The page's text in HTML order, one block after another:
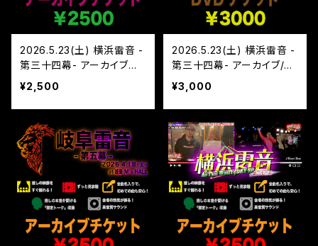
2026.5.23(土) 横浜雷音 -
第三十四幕- アーカイブチ
ケット
¥2,500
2026.5.23(土) 横浜雷音 -
第三十四幕- アーカイブ/D
VD チケット
¥3,000